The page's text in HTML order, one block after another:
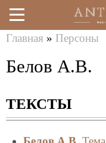
Перейти
к
здесь
Главная » Персоны
Белов А.В.
ТЕКСТЫ